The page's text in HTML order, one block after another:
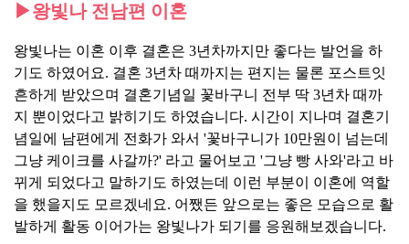
▶왕빛나 전남편 이혼
왕빛나는 이혼 이후 결혼은 3년차까지만 좋다는 발언을 하
기도 하였어요. 결혼 3년차 때까지는 편지는 물론 포스트잇
흔하게 받았으며 결혼기념일 꽃바구니 전부 딱 3년차 때까
지 뿐이었다고 밝히기도 하였습니다. 시간이 지나며 결혼기
념일에 남편에게 전화가 와서 '꽃바구니가 10만원이 넘는데
그냥 케이크를 사갈까?' 라고 물어보고 '그냥 빵 사와'라고 바
뀌게 되었다고 말하기도 하였는데 이런 부분이 이혼에 역할
을 했을지도 모르겠네요. 어쨌든 앞으로는 좋은 모습으로 활
발하게 활동 이어가는 왕빛나가 되기를 응원해보겠습니다.